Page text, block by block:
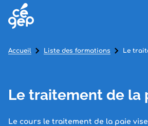
Le traitement de la
Le cours le traitement de la paie
Accueil Liste des formations